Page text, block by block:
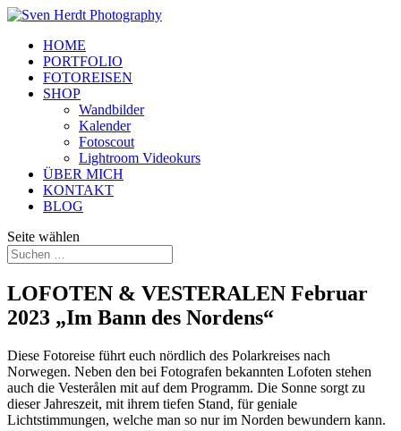
HOME
PORTFOLIO
FOTOREISEN
SHOP
Wandbilder
Kalender
Fotoscout
Lightroom Videokurs
ÜBER MICH
KONTAKT
BLOG
Seite wählen
LOFOTEN & VESTERALEN Februar
2023 „Im Bann des Nordens“
Diese Fotoreise führt euch nördlich des Polarkreises nach
Norwegen. Neben den bei Fotografen bekannten Lofoten stehen
auch die Vesterålen mit auf dem Programm. Die Sonne sorgt zu
dieser Jahreszeit, mit ihrem tiefen Stand, für geniale
Lichtstimmungen, welche man so nur im Norden bewundern kann.